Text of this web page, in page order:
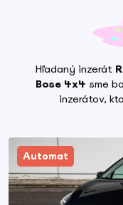
Hľadaný inzerát
Bose 4x4 sme
inzerátov,
Automat